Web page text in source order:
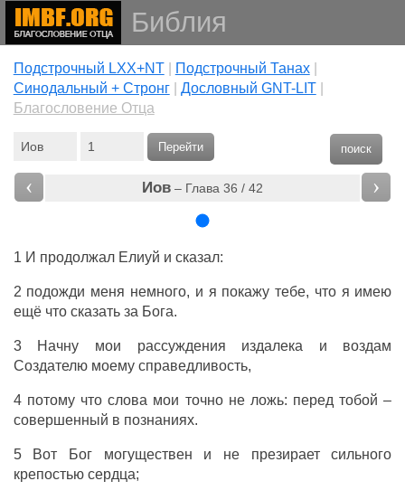
Библия
Подстрочный LXX+NT| Подстрочный Танах|
Cинодальный + Стронг| Дословный GNT-LIT|
Благословение Отца
поиск
Перейти
‹ Иов– Глава 36 / 42 ›
1 И продолжал Елиуй и сказал:
2 подожди меня немного, и я покажу тебе, что я имею
ещё что сказать за Бога.
3 Начну мои рассуждения издалека и воздам
Создателю моему справедливость,
4 потому что слова мои точно не ложь: перед тобой –
совершенный в познаниях.
5 Вот Бог могуществен и не презирает сильного
крепостью сердца;